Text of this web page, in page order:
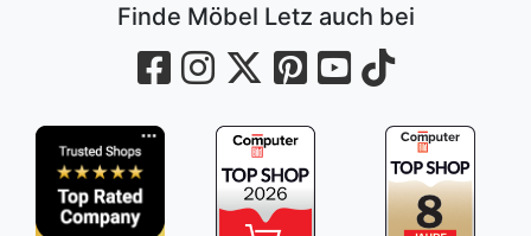
Finde Möbel Letz auch bei